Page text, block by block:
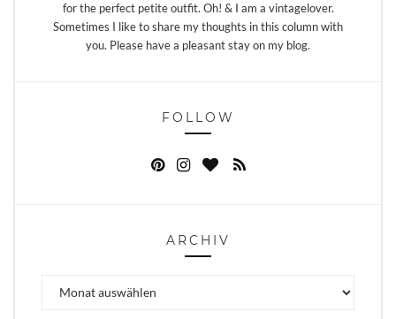
for the perfect petite outfit. Oh! & I am a vintagelover.
Sometimes I like to share my thoughts in this column with
you. Please have a pleasant stay on my blog.
FOLLOW
ARCHIV